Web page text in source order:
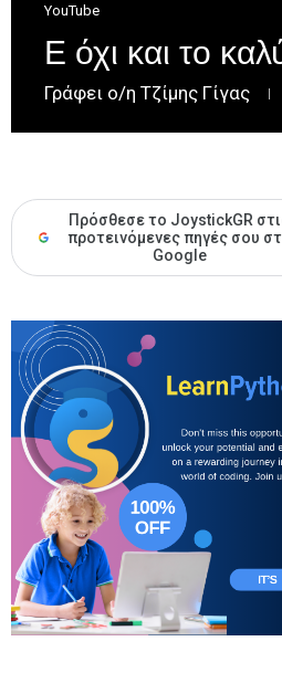
YouTube
Ε όχι και το
Γράφει ο/η Τζίμης Γίγας
Πρόσθεσε το JoystickGR
προτεινόμενες πηγές σου
Google